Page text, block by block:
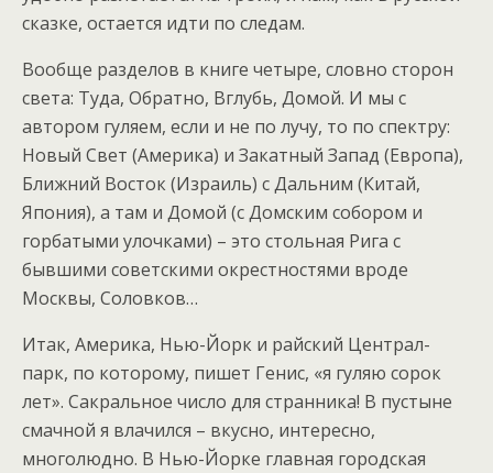
сказке, остается идти по следам.
Вообще разделов в книге четыре, словно сторон
света: Туда, Обратно, Вглубь, Домой. И мы с
автором гуляем, если и не по лучу, то по спектру:
Новый Свет (Америка) и Закатный Запад (Европа),
Ближний Восток (Израиль) с Дальним (Китай,
Япония), а там и Домой (с Домским собором и
горбатыми улочками) – это стольная Рига с
бывшими советскими окрестностями вроде
Москвы, Соловков…
Итак, Америка, Нью-Йорк и райский Централ-
парк, по которому, пишет Генис, «я гуляю сорок
лет». Сакральное число для странника! В пустыне
смачной я влачился – вкусно, интересно,
многолюдно. В Нью-Йорке главная городская